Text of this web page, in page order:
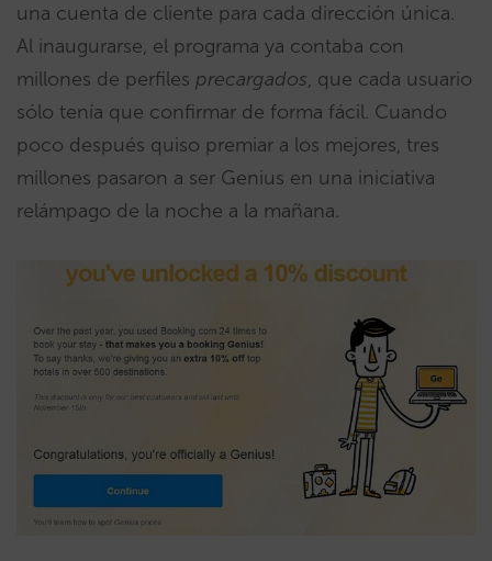
una cuenta de cliente para cada dirección única.
Al ​inaugurarse, el programa ya contaba con
millones de perfiles precargados, que cada usuario
sólo tenía que confirmar de forma fácil. Cuando
poco después quiso premiar a los mejores, tres
millones pasaron a ser Genius en una iniciativa
relámpago de la noche a la mañana.